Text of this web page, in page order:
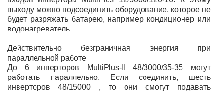
выходу можно подсоединить оборудование, которое не
будет разряжать батарею, например кондиционер или
водонагреватель.
Действительно безграничная энергия при
параллельной работе
До 6 инверторов MultiPlus-II 48/3000/35-35 могут
работать параллельно. Если соединить, шесть
инверторов 48/15000 , то они смогут подавать